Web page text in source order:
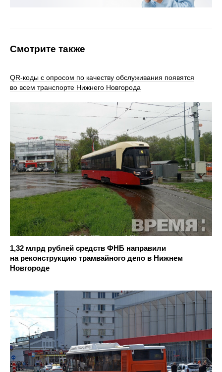
Смотрите также
QR-коды с опросом по качеству обслуживания появятся
во всем транспорте Нижнего Новгорода
1,32 млрд рублей средств ФНБ направили
на реконструкцию трамвайного депо в Нижнем
Новгороде